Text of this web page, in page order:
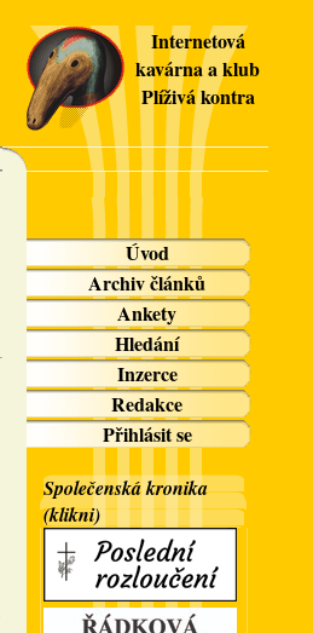
Internetová
kavárna a klub
Plíživá kontra
Úvod
Archiv článků
Ankety
Hledání
Inzerce
Redakce
Přihlásit se
Společenská kronika
(klikni)